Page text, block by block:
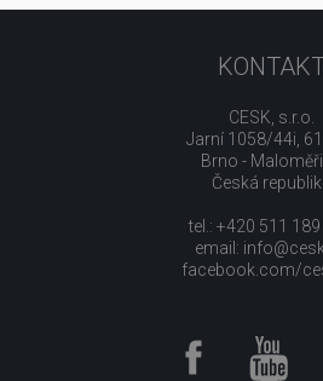
CESK, s.r.o.
Jarní 1058/44i,
Brno -
Česká
tel.: +420 511
email:
facebook.com/